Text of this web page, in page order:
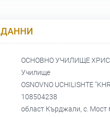
ОСНОВНО УЧИЛИЩЕ
Училище
OSNOVNO UCHILISHTE
108504238
област Кърджали, с. Мост